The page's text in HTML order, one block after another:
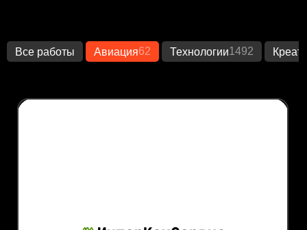
Все работы Авиация62 Технологии1492